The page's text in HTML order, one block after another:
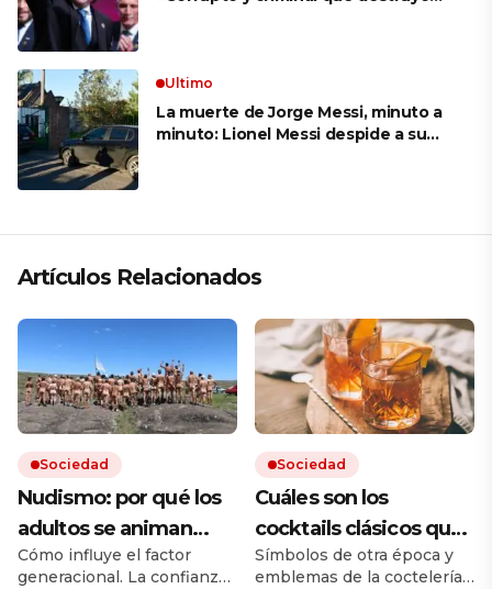
Ultimo
La muerte de Jorge Messi, minuto a
minuto: Lionel Messi despide a su
Artículos Relacionados
Sociedad
Nudismo: por qué los
adultos se animan
más que los jóvenes
Cómo influye el factor
generacional. La confianza,
Sociedad
Cuáles son los
cocktails clásicos que
resisten en las barras
Símbolos de otra época y
emblemas de la coctelería,